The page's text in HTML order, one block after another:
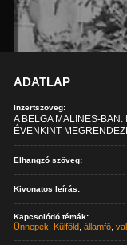
ADATLAP
Inzertszöveg:
A BELGA MALINES-BAN.
ÉVENKINT
Elhangzó szöveg:
Kivonatos leírás:
Kapcsolódó témák:
Ünnepek Külföld ,államfő ,